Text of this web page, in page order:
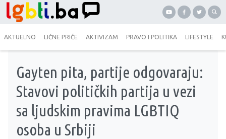
AKTUELNO LIČNE PRIČE AKTIVIZAM PRAVO I POLITIKA LIFESTYLE
Gayten pita, partije odgovaraju:
Stavovi političkih partija u vezi
sa ljudskim pravima LGBTIQ
osoba u Srbiji